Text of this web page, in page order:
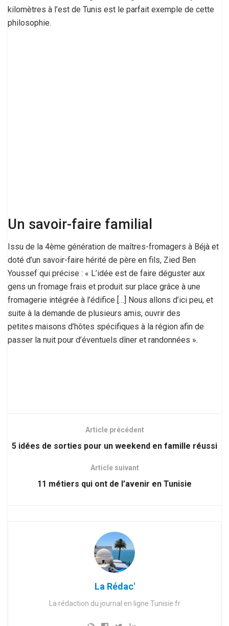
kilomètres à l’est de Tunis est le parfait exemple de cette
philosophie.
Un savoir-faire familial
Issu de la 4ème génération de maîtres-fromagers à Béjà et
doté d’un savoir-faire hérité de père en fils, Zied Ben
Youssef qui précise : « L’idée est de faire déguster aux
gens un fromage frais et produit sur place grâce à une
fromagerie intégrée à l’édifice […] Nous allons d’ici peu, et
suite à la demande de plusieurs amis, ouvrir des
petites maisons d’hôtes spécifiques à la région afin de
passer la nuit pour d’éventuels dîner et randonnées ».
Article précédent
5 idées de sorties pour un weekend en famille réussi
Article suivant
11 métiers qui ont de l’avenir en Tunisie
La Rédac'
La rédaction du journal en ligne Tunisie.fr